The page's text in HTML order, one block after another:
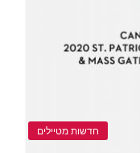
חדשות מטיילים